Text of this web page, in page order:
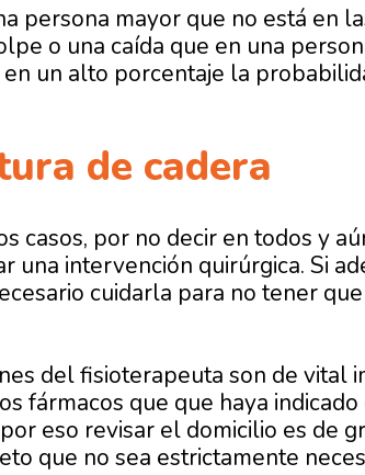
persona mayor que no está en
o una caída que en una
un alto porcentaje la
de cadera
casos, por no decir en todos y
una intervención quirúrgica. Si
cuidarla para no tener
del fisioterapeuta son de vital
fármacos que que haya
eso revisar el domicilio es de
que no sea estrictamente